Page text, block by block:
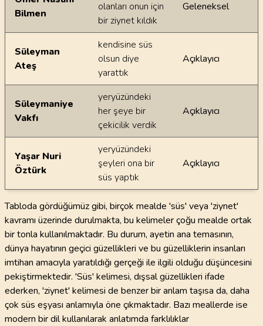
Bilmen
olanları onun için
bir ziynet kıldık
Geleneksel
Süleyman
Ateş
kendisine süs
olsun diye
yarattık
Açıklayıcı
Süleymaniye
Vakfı
yeryüzündeki
her şeye bir
çekicilik verdik
Açıklayıcı
Yaşar Nuri
Öztürk
yeryüzündeki
şeyleri ona bir
süs yaptık
Açıklayıcı
Tabloda gördüğümüz gibi, birçok mealde 'süs' veya 'ziynet'
kavramı üzerinde durulmakta, bu kelimeler çoğu mealde ortak
bir tonla kullanılmaktadır. Bu durum, ayetin ana temasının,
dünya hayatının geçici güzellikleri ve bu güzelliklerin insanları
imtihan amacıyla yaratıldığı gerçeği ile ilgili olduğu düşüncesini
pekiştirmektedir. 'Süs' kelimesi, dışsal güzellikleri ifade
ederken, 'ziynet' kelimesi de benzer bir anlam taşısa da, daha
çok süs eşyası anlamıyla öne çıkmaktadır. Bazı meallerde ise
modern bir dil kullanılarak anlatımda farklılıklar